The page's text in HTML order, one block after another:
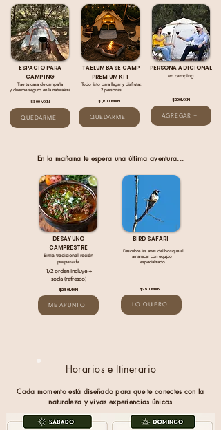
ESPACIO PARA
CAMPING
Trae tu casa de campaña
y duerme seguro en la naturaleza
$300 MXN
QUEDARME
TAELUM BASE CAMP
PREMIUM KIT
Todo listo para llegar y disfrutar.
2 personas
$1,600 MXN
QUEDARME
PERSONA ADICIONAL
en camping
$200MXN
AGREGAR +
En la mañana te espera una última aventura...
DESAYUNO
CAMPRESTRE
Birria tradicional recién
preparada
1/2 orden incluye +
soda (refresco)
$280MXN
ME APUNTO
BIRD SAFARI
Descubre las aves del bosque al
amanecer con equipo
especializado
$250 MXN
LO QUIERO
Horarios e Itinerario
Cada momento está diseñado para que te conectes con la
naturaleza y vivas experiencias únicas